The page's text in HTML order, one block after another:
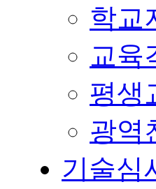
학교
교육
평생
광역
기술심